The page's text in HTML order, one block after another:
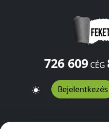
726 609CÉG
Bejelentkezés